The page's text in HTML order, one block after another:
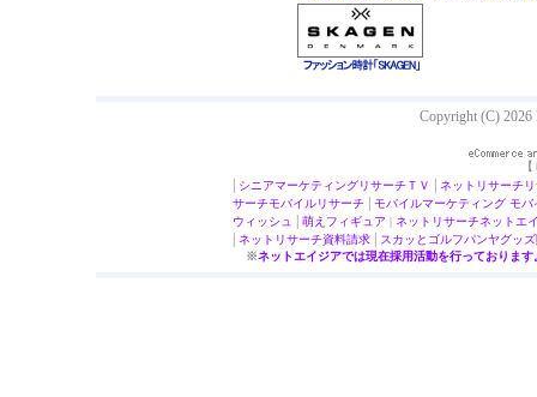
Copyright (C) 2026
シニアマーケティングリサーチＴＶ ネットリサーチ
サーチモバイルリサーチ モバイルマーケティング モバ
ウィッシュ
萌え フィギュア | ネットリサーチネットエ
ネットリサーチ資料請求 スカッとゴルフパンヤグッ
※ネットエイジアでは現在採用活動を行っておりま